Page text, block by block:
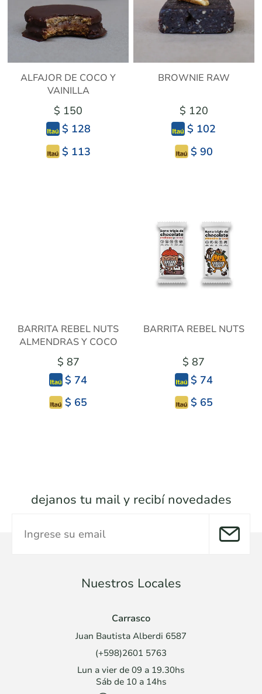
ALFAJOR DE COCO Y
VAINILLA
$ 150
$ 128
$ 113
BROWNIE RAW
$ 120
$ 102
$ 90
BARRITA REBEL NUTS
ALMENDRAS Y COCO
$ 87
$ 74
$ 65
BARRITA REBEL NUTS
$ 87
$ 74
$ 65
dejanos tu mail y recibí novedades
Nuestros Locales
Carrasco
Juan Bautista Alberdi 6587
(+598)2601 5763
Lun a vier de 09 a 19.30hs
Sáb de 10 a 14hs